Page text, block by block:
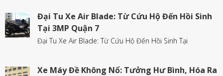
Đại Tu Xe Air Blade: Từ Cứu Hộ Đến Hồi Sinh
Tại 3MP Quận 7
Đại Tu Xe Air Blade: Từ Cứu Hộ Đến Hồi Sinh Tại
Xe Máy Đề Không Nổ: Tưởng Hư Bình, Hóa Ra